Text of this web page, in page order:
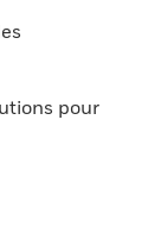
pour